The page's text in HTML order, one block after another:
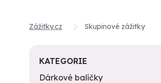
Zážitky.cz Skupinové zážitky
KATEGORIE
Dárkové balíčky